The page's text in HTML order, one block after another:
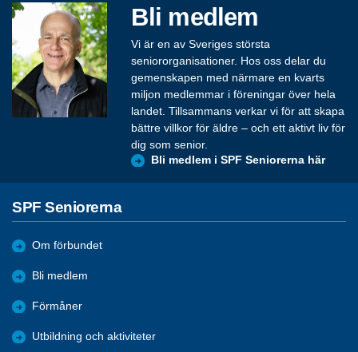
Bli medlem
Vi är en av Sveriges största
seniororganisationer. Hos oss delar du
gemenskapen med närmare en kvarts
miljon medlemmar i föreningar över hela
landet. Tillsammans verkar vi för att skapa
bättre villkor för äldre – och ett aktivt liv för
dig som senior.
Bli medlem i SPF Seniorerna här
SPF Seniorerna
Om förbundet
Bli medlem
Förmåner
Utbildning och aktiviteter